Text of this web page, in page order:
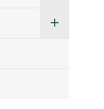
hos
oss
Undermeny
Kontakta